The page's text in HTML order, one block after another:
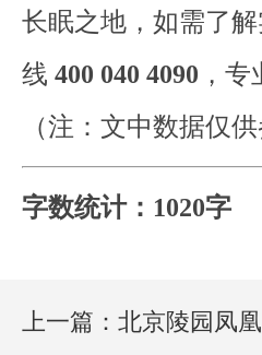
长眠之地，如需了
线 400 040 4090 ，
（注：文中数据仅
字数统计：1020字